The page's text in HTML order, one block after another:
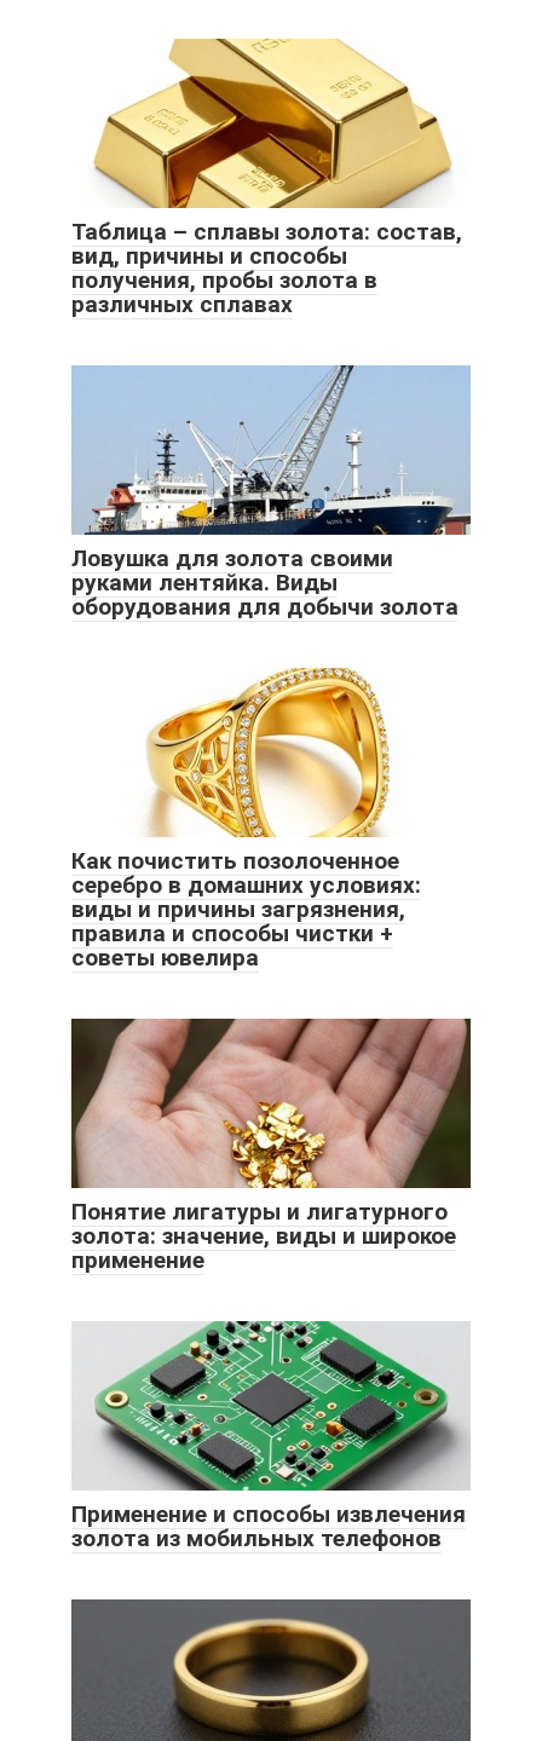
Таблица – сплавы золота: состав,
вид, причины и способы
получения, пробы золота в
различных сплавах
Ловушка для золота своими
руками лентяйка. Виды
оборудования для добычи золота
Как почистить позолоченное
серебро в домашних условиях:
виды и причины загрязнения,
правила и способы чистки +
советы ювелира
Понятие лигатуры и лигатурного
золота: значение, виды и широкое
применение
Применение и способы извлечения
золота из мобильных телефонов